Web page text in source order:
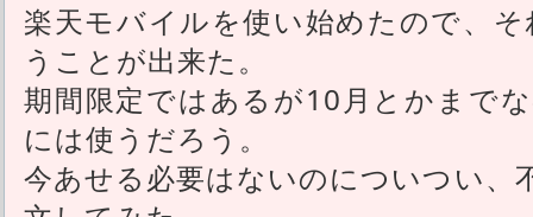
楽天モバイルを使い始めたので、
うことが出来た。
期間限定ではあるが10月とかまで
には使うだろう。
今あせる必要はないのについつい、